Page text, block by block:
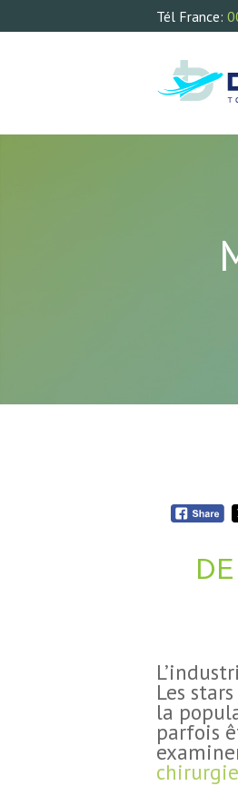
Tél France:
Les
la
parfois